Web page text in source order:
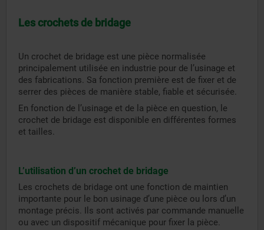
Les crochets de bridage
Un crochet de bridage est une pièce normalisée
principalement utilisée en industrie pour de l’usinage et
des fabrications. Sa fonction première est de fixer et de
serrer des pièces de manière stable, fiable et sécurisée.
En fonction de l’usinage et de la pièce en question, le
crochet de bridage est disponible en différentes formes
et tailles.
L’utilisation d’un crochet de bridage
Les crochets de bridage ont une fonction de maintien
importante pour le bon usinage d’une pièce ou lors d’un
montage précis. Ils sont activés par commande manuelle
ou avec un dispositif mécanique pour fixer la pièce.